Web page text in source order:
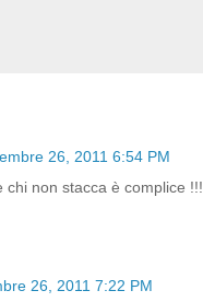
26, 2011 6:54 PM
chi non stacca è complice !!!
26, 2011 7:22 PM